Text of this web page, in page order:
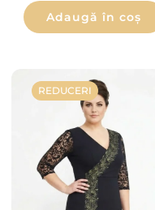
Adaugă în coș
REDUCERI